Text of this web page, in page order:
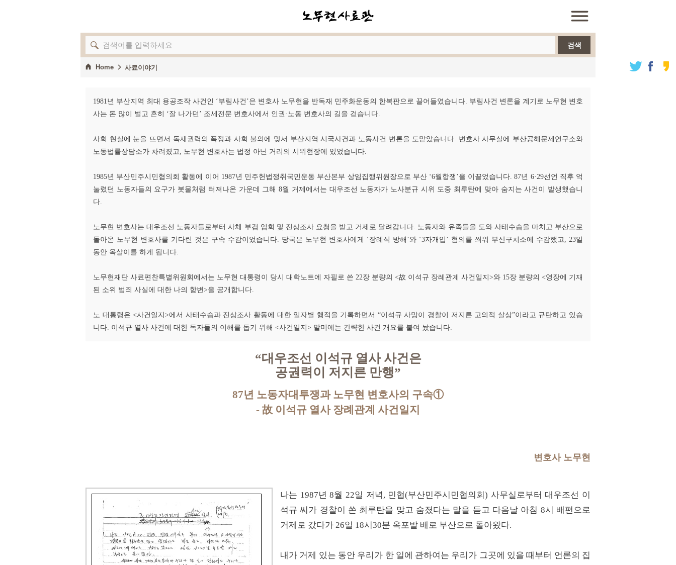
검색
Home 사료이야기
1981년 부산지역 최대 용공조작 사건인 ‘부림사건’은 변호사 노무현을 반독재 민주화운동의 한복판으로 끌어들였습니다. 부림사건 변론을 계기로 노무현 변호
사는 돈 많이 벌고 흔히 ‘잘 나가던’ 조세전문 변호사에서 인권·노동 변호사의 길을 걷습니다.
사회 현실에 눈을 뜨면서 독재권력의 폭정과 사회 불의에 맞서 부산지역 시국사건과 노동사건 변론을 도맡았습니다. 변호사 사무실에 부산공해문제연구소와
노동법률상담소가 차려졌고, 노무현 변호사는 법정 아닌 거리의 시위현장에 있었습니다.
1985년 부산민주시민협의회 활동에 이어 1987년 민주헌법쟁취국민운동 부산본부 상임집행위원장으로 부산 ‘6월항쟁’을 이끌었습니다. 87년 6·29선언 직후 억
눌렸던 노동자들의 요구가 봇물처럼 터져나온 가운데 그해 8월 거제에서는 대우조선 노동자가 노사분규 시위 도중 최루탄에 맞아 숨지는 사건이 발생했습니
다.
노무현 변호사는 대우조선 노동자들로부터 사체 부검 입회 및 진상조사 요청을 받고 거제로 달려갑니다. 노동자와 유족들을 도와 사태수습을 마치고 부산으로
돌아온 노무현 변호사를 기다린 것은 구속 수감이었습니다. 당국은 노무현 변호사에게 ‘장례식 방해’와 ‘3자개입’ 혐의를 씌워 부산구치소에 수감했고, 23일
동안 옥살이를 하게 됩니다.
노무현재단 사료편찬특별위원회에서는 노무현 대통령이 당시 대학노트에 자필로 쓴 22장 분량의 <故 이석규 장례관계 사건일지>와 15장 분량의 <영장에 기재
된 소위 범죄 사실에 대한 나의 항변>을 공개합니다.
노 대통령은 <사건일지>에서 사태수습과 진상조사 활동에 대한 일자별 행적을 기록하면서 “이석규 사망이 경찰이 저지른 고의적 살상”이라고 규탄하고 있습
니다. 이석규 열사 사건에 대한 독자들의 이해를 돕기 위해 <사건일지> 말미에는 간략한 사건 개요를 붙여 놨습니다.
“대우조선 이석규 열사 사건은
공권력이 저지른 만행”
87년 노동자대투쟁과 노무현 변호사의 구속①
- 故 이석규 열사 장례관계 사건일지
변호사 노무현
나는 1987년 8월 22일 저녁, 민협(부산민주시민협의회) 사무실로부터 대우조선 이
석규 씨가 경찰이 쏜 최루탄을 맞고 숨졌다는 말을 듣고 다음날 아침 8시 배편으로
거제로 갔다가 26일 18시30분 옥포발 배로 부산으로 돌아왔다.
내가 거제 있는 동안 우리가 한 일에 관하여는 우리가 그곳에 있을 때부터 언론의 집